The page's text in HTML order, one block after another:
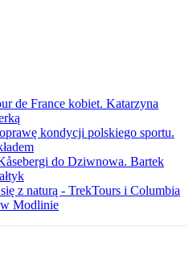
de France kobiet. Katarzyna
kondycji polskiego sportu.
do Dziwnowa. Bartek
z naturą - TrekTours i Columbia
w Modlinie